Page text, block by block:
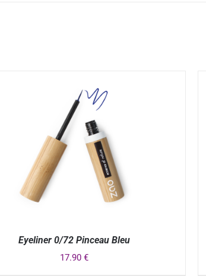
Eyeliner 0/72 Pinceau Bleu
17.90 €